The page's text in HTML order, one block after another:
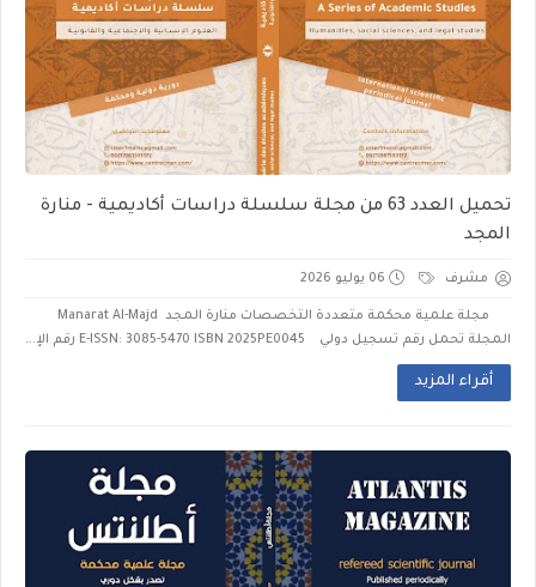
تحميل العدد 63 من مجلة سلسلة دراسات أكاديمية - منارة
المجد
مشرف 06 يوليو 2026
المجلة تحمل رقم تسجيل دولي E-ISSN: 3085-5470 ISBN 2025PE0045 رقم الإ...
أقراء المزيد